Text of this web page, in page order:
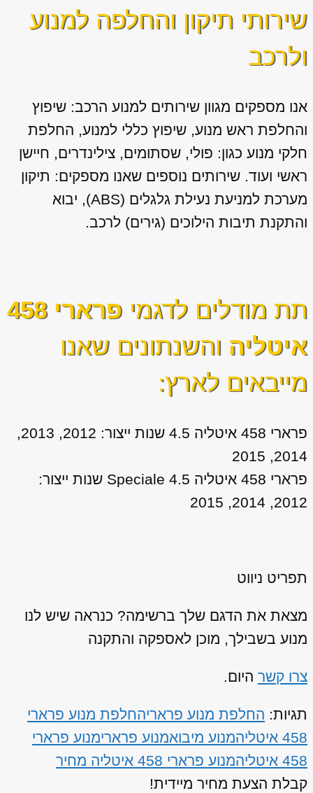
שירותי תיקון והחלפה למנוע
ולרכב
אנו מספקים מגוון שירותים למנוע הרכב: שיפוץ
והחלפת ראש מנוע, שיפוץ כללי למנוע, החלפת
חלקי מנוע כגון: פולי, שסתומים, צילינדרים, חיישן
ראשי ועוד. שירותים נוספים שאנו מספקים: תיקון
מערכת למניעת נעילת גלגלים (ABS), יבוא
והתקנת תיבות הילוכים (גירים) לרכב.
תת מודלים לדגמי
פרארי 458
איטליה והשנתונים שאנו
מייבאים לארץ:
פרארי 458 איטליה 4.5 שנות ייצור: 2012, 2013,
2014, 2015
פרארי 458 איטליה 4.5 Speciale שנות ייצור:
2012, 2014, 2015
תפריט ניווט
מצאת את הדגם שלך ברשימה? כנראה שיש לנו
מנוע בשבילך, מוכן לאספקה והתקנה
צרו קשר היום.
תגיות: החלפת מנוע פראריהחלפת מנוע פרארי
458 איטליה
מנוע מיבואמנוע פרארימנוע פרארי
458 איטליה
מנוע פרארי 458 איטליה מחיר
קבלת הצעת מחיר מיידית!